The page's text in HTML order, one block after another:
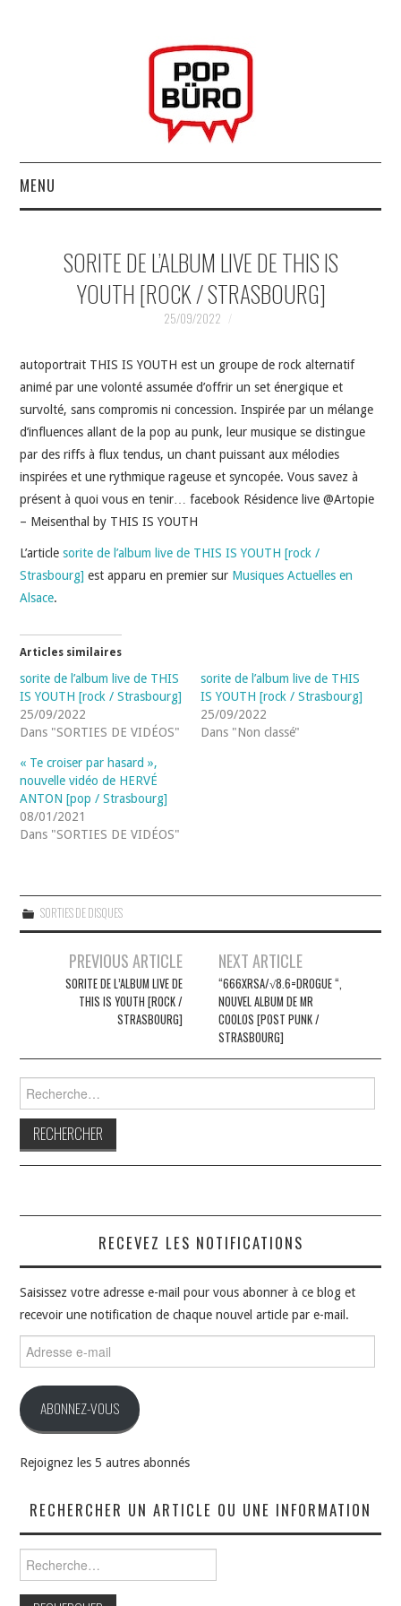
MENU
MUSIQUESACTUELLES.NET
GABBA GABBA HEY !
LES LABELS
INDÉPENDANTS
DOKO
SORITE DE L’ALBUM LIVE DE THIS IS
YOUTH [ROCK / STRASBOURG]
25/09/2022
autoportrait THIS IS YOUTH est un groupe de rock alternatif
animé par une volonté assumée d’offrir un set énergique et
survolté, sans compromis ni concession. Inspirée par un mélange
d’influences allant de la pop au punk, leur musique se distingue
par des riffs à flux tendus, un chant puissant aux mélodies
inspirées et une rythmique rageuse et syncopée. Vous savez à
présent à quoi vous en tenir… facebook Résidence live @Artopie
– Meisenthal by THIS IS YOUTH
L’articlesorite de l’album live de THIS IS YOUTH [rock /
Strasbourg] est apparu en premier sur Musiques Actuelles en
Alsace.
Articles similaires
sorite de l’album live de THIS
IS YOUTH [rock / Strasbourg]
25/09/2022
Dans "SORTIES DE VIDÉOS"
sorite de l’album live de THIS
IS YOUTH [rock / Strasbourg]
25/09/2022
Dans "Non classé"
« Te croiser par hasard »,
nouvelle vidéo de HERVÉ
ANTON [pop / Strasbourg]
08/01/2021
Dans "SORTIES DE VIDÉOS"
SORTIES DE DISQUES
NavigationPREVIOUS ARTICLE
SORITE DE L’ALBUM LIVE DE
THIS IS YOUTH [ROCK /
STRASBOURG]
NEXT ARTICLE
“666XRSA​/​√​8​.​6​=​DROGUE “,
NOUVEL ALBUM DE MR
COOLOS [POST PUNK /
STRASBOURG]
RECEVEZ LES NOTIFICATIONS
Saisissez votre adresse e-mail pour vous abonner à ce blog et
recevoir une notification de chaque nouvel article par e-mail.
e-
ABONNEZ-VOUS
Rejoignez les 5 autres abonnés
RECHERCHER UN ARTICLE OU UNE INFORMATION